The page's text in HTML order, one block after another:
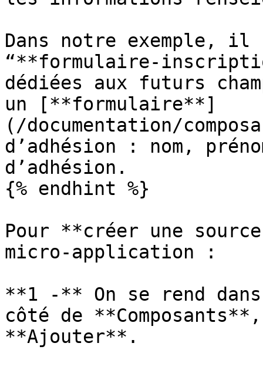
Dans notre exemple,
“**formulaire-
dédiées aux futurs
un [**formulaire**]
(/documentation/
d’adhésion : nom,
d’adhésion.
{% endhint %}
Pour **créer une
micro-application :
**1 -** On se rend
côté de
**Ajouter**.